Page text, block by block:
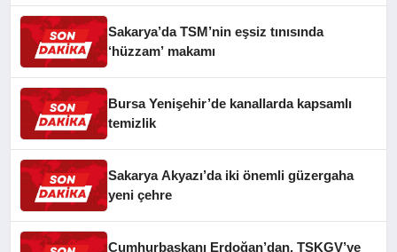
Sakarya’da TSM’nin eşsiz tınısında
‘hüzzam’ makamı
Bursa Yenişehir’de kanallarda kapsamlı
temizlik
Sakarya Akyazı’da iki önemli güzergaha
yeni çehre
Cumhurbaşkanı Erdoğan’dan, TSKGV’ye